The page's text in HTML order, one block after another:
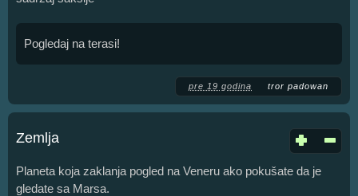
Pogledaj na terasi!
pre 19 godina tror padowan
Zemlja
Planeta koja zaklanja pogled na Veneru ako pokušate da je
gledate sa Marsa.